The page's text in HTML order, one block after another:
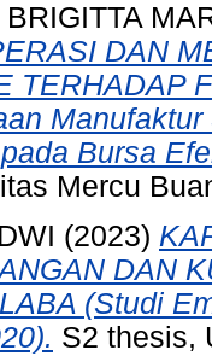
DAN
TERHADAP
Bursa
Mercu
(2023)
DAN
(Studi
S2 thesis,